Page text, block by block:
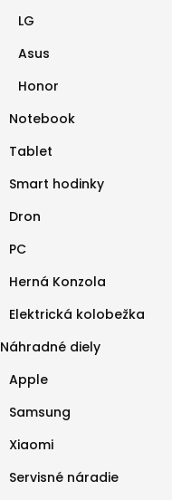
LG
Asus
Honor
Notebook
Tablet
Smart hodinky
Dron
PC
Herná Konzola
Elektrická kolobežka
Náhradné diely
Apple
Samsung
Xiaomi
Servisné náradie